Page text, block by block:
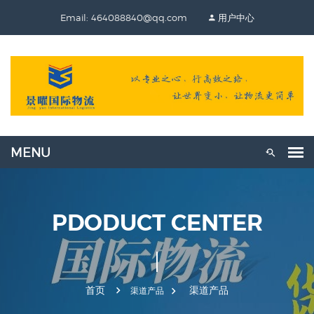
Email: 464088840@qq.com 用户中心
PDODUCT CENTER
首页 渠道产品 渠道产品